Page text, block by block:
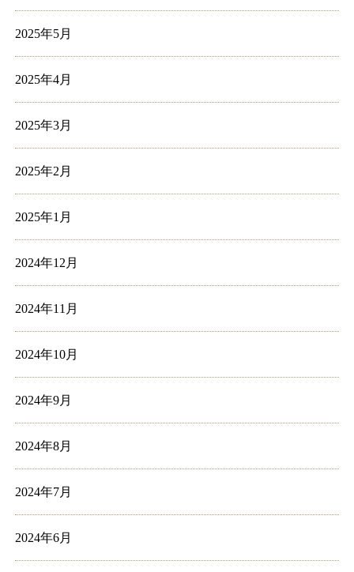
2025年5月
2025年4月
2025年3月
2025年2月
2025年1月
2024年12月
2024年11月
2024年10月
2024年9月
2024年8月
2024年7月
2024年6月